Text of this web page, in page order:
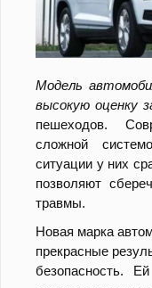
Модель
высокую оценку
пешеходов.
сложной
ситуации у них
позволяют
травмы.
Новая марка
прекрасные
безопасность.